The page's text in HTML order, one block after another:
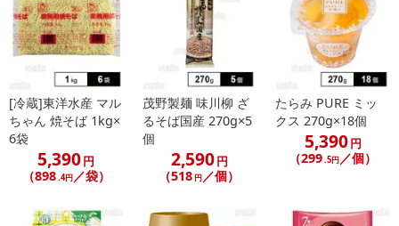
[冷蔵]東洋水産 マル
ちゃん 焼そば 1kg×
6袋
5,390円
（898.4円／袋）
茂野製麺 味川柳 ざ
るそば国産 270g×5
個
2,590円
（518 円／個）
たらみ PURE ミッ
クス 270g×18個
5,390円
（299.5円／個）